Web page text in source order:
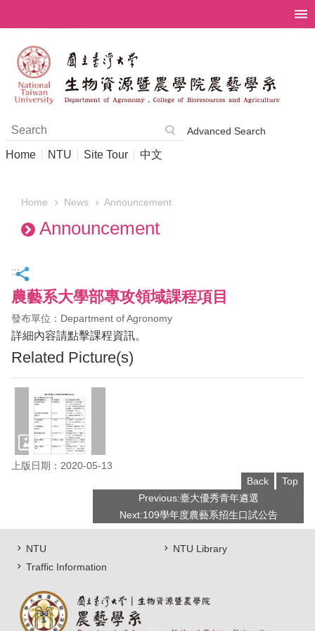
Advanced Search
Home NTU Site Tour 中文
Home News Announcement
Announcement
:::
農藝系大學部專攻領域課程項目
發布單位：Department of Agronomy
詳細內容請點擊課程資訊。
Related Picture(s)
上版日期：2020-05-13
Back
Top
Previous:臺大優秀青年遴選
Next:109學年度農藝系招生口試公告
NTU
NTU Library
Traffic Information